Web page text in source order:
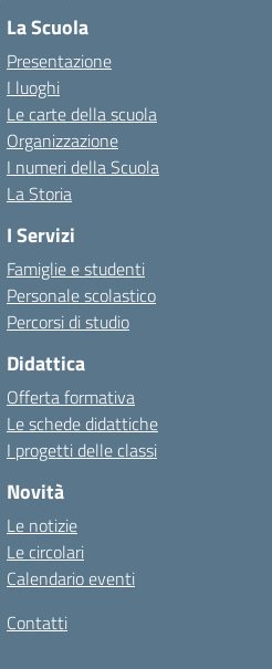
La Scuola
Presentazione
I luoghi
Le carte della scuola
Organizzazione
I numeri della Scuola
La Storia
I Servizi
Famiglie e studenti
Personale scolastico
Percorsi di studio
Didattica
Offerta formativa
Le schede didattiche
I progetti delle classi
Novità
Le notizie
Le circolari
Calendario eventi
Contatti